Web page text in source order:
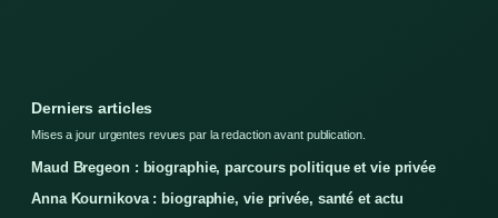
Derniers articles
Mises a jour urgentes revues par la redaction avant publication.
Maud Bregeon : biographie, parcours politique et vie privée
Anna Kournikova : biographie, vie privée, santé et actu